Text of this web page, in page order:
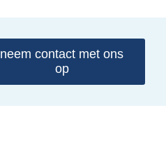
neem contact met ons
op